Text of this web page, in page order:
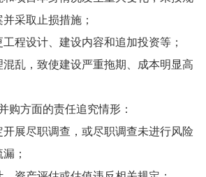
采取止损措施；
工程设计、建设内容和追加投资等；
混乱，致使建设严重拖期、成本明显高
购方面的责任追究情形：
开展尽职调查，或尽职调查未进行风险
；